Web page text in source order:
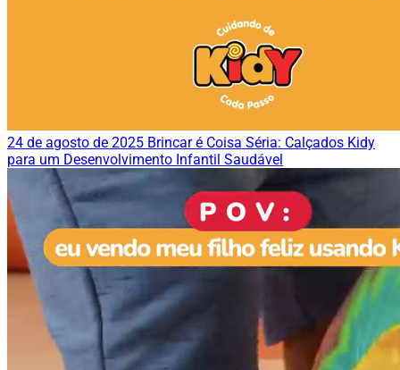
24 de agosto de 2025 Brincar é Coisa Séria: Calçados Kidy
para um Desenvolvimento Infantil Saudável